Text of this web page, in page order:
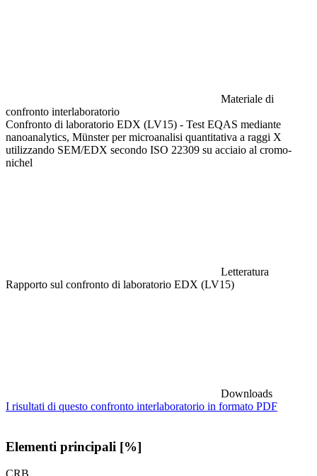
Materiale di
confronto interlaboratorio
Confronto di laboratorio EDX (LV15) - Test EQAS mediante
nanoanalytics, Münster per microanalisi quantitativa a raggi X
utilizzando SEM/EDX secondo ISO 22309 su acciaio al cromo-
nichel
Letteratura
Rapporto sul confronto di laboratorio EDX (LV15)
Downloads
I risultati di questo confronto interlaboratorio in formato PDF
Elementi principali [%]